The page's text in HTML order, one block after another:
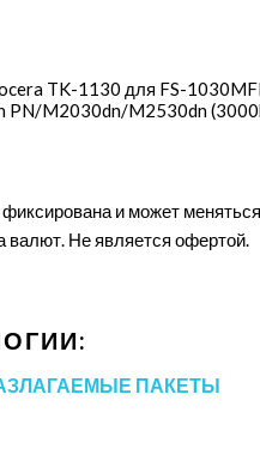
TK-1130 для FS-
PN/​M2030dn/​M2530dn
и может
валют. Не является офертой.
ПАКЕТЫ